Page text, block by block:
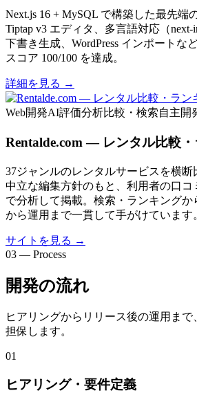
Next.js 16 + MySQL で構築した最先端
Tiptap v3 エディタ、多言語対応（
下書き生成、WordPress インポートな
スコア 100/100 を達成。
詳細を見る →
Web開発AI評価分析比較・検索自主開
Rentalde.com — レンタル比較
37ジャンルのレンタルサービスを横断
中立な編集方針のもと、利用者の口
で分析して掲載。検索・ランキング
から運用まで一貫して手がけています
サイトを見る →
03 — Process
開発の流れ
ヒアリングからリリース後の運用ま
担保します。
01
ヒアリング・要件定義